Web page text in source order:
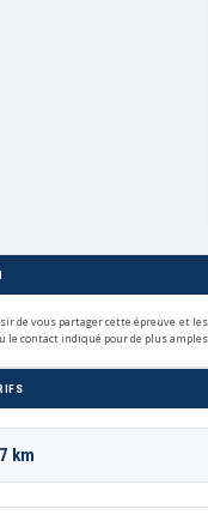
de vous partager cette épreuve et
le contact indiqué pour de plus
km